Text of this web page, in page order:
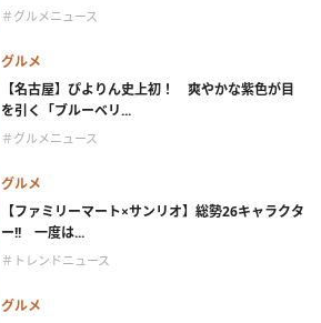
＃グルメニュース
グルメ
【名古屋】ぴよりん史上初！ 爽やかな紫色が目
を引く「ブルーベリ...
＃グルメニュース
グルメ
【ファミリーマート×サンリオ】総勢26キャラクタ
ー!! 一度は...
＃トレンドニュース
グルメ